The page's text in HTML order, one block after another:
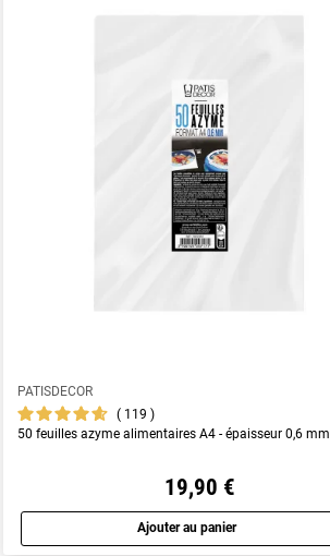
PATISDECOR
119
50 feuilles azyme alimentaires A4 - épaisseur 0,6 mm
19,90 €
Ajouter au panier
Aperçu rapide